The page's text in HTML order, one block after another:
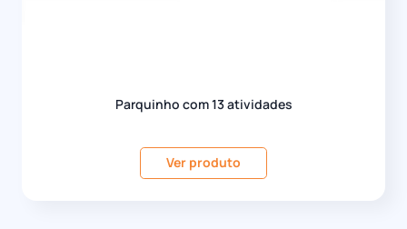
Parquinho com 13 atividades
Ver produto